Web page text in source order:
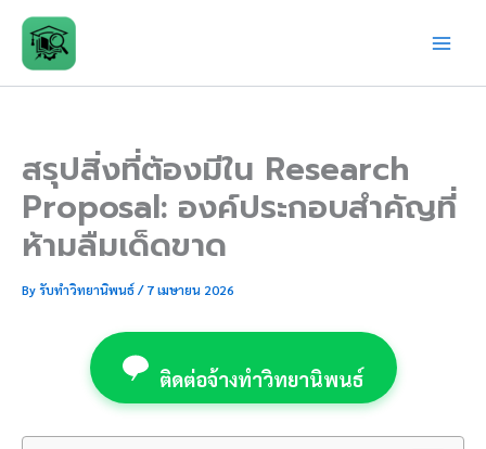
content
สรุปสิ่งที่ต้องมีใน Research
Proposal: องค์ประกอบสำคัญที่
ห้ามลืมเด็ดขาด
Byรับทำวิทยานิพนธ์/7 เมษายน 2026
ติดต่อจ้างทำวิทยานิพนธ์